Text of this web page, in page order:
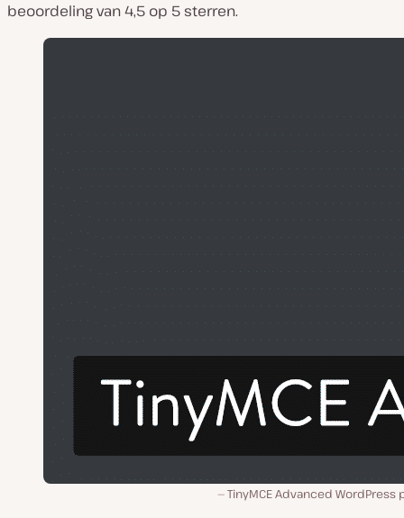
beoordeling van 4,5 op 5 sterren.
TinyMCE Advanced WordPress